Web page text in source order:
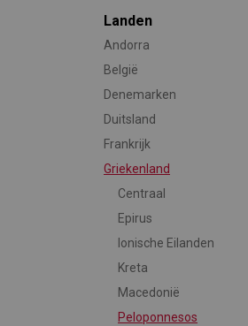
Landen
Andorra
België
Denemarken
Duitsland
Frankrijk
Griekenland
Centraal
Epirus
Ionische Eilanden
Kreta
Macedonië
Peloponnesos